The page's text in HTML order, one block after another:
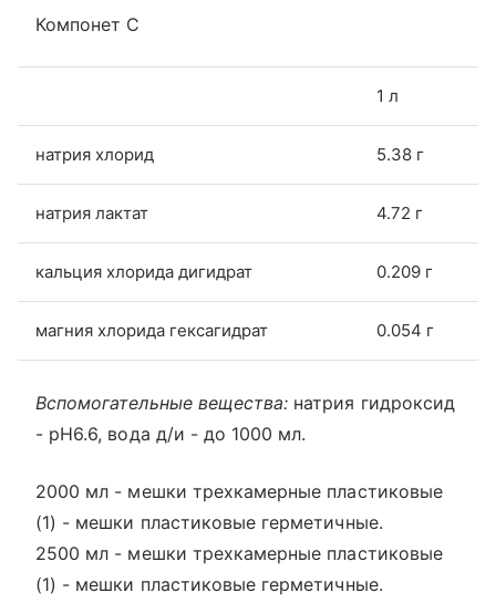
Компонет С
1 л
натрия хлорид 5.38 г
натрия лактат 4.72 г
кальция хлорида дигидрат 0.209 г
магния хлорида гексагидрат 0.054 г
Вспомогательные вещества: натрия гидроксид
- рН6.6, вода д/и - до 1000 мл.
2000 мл - мешки трехкамерные пластиковые
(1) - мешки пластиковые герметичные.
2500 мл - мешки трехкамерные пластиковые
(1) - мешки пластиковые герметичные.